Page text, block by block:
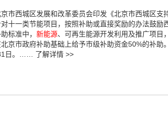
市西城区发展和改革委员会印发《北京市西城区支
十一类节能项目，按照补助或直接奖励的办法鼓励
标准中，新能源、可再生能源开发利用及推广项目
京市政府补助基础上给予市级补助资金50%的补助
日。…… 了解详情 >>